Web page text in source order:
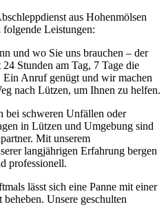
aus Hohenmölsen
Leistungen:
und wo Sie uns brauchen – der
Stunden am Tag, 7 Tage die
Ein Anruf genügt und wir machen
nach Lützen, um Ihnen zu helfen.
bei schweren Unfällen oder
in Lützen und Umgebung sind
Mit unserem
langjährigen Erfahrung bergen
professionell.
lässt sich eine Panne mit einer
Unsere geschulten